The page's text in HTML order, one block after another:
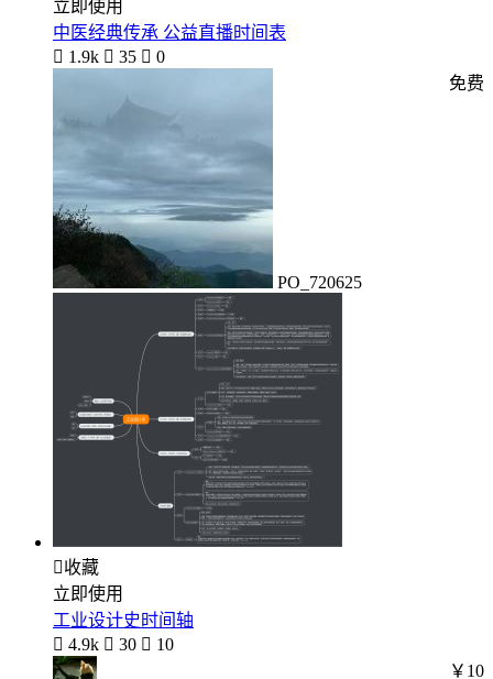
立即使用
中医经典传承 公益直播时间表
 1.9k  35  0
PO_720625
免费
收藏
立即使用
工业设计史时间轴
 4.9k  30  10
￥10